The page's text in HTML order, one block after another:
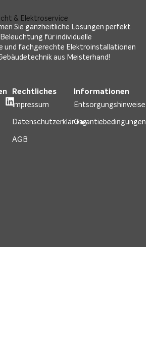
& Elektroservice
Sie ganzheitliche Lösungen perfekt
für individuelle
und fachgerechte Elektroinstallationen
aus Meisterhand!
Rechtliches
Impressum
Datenschutzerklärung
AGB
Informationen
Entsorgungshinweise
Garantiebedingungen